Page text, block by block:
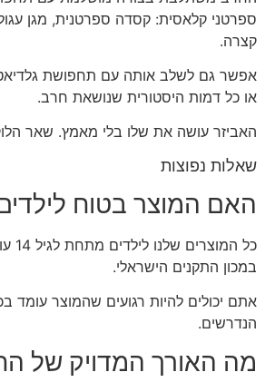
ספרטני קלאסית: קסדה ספרטנית, מגן
קצרה.
אפשר גם לשלב אותה עם תחפושת
או כל דמות היסטורית שנושאת חרב.
האביזר עושה את שלו בלי מאמץ. שאר
שאלות נפוצות
האם המוצר בטוח
כל
במכון התקנים הישראלי.
אתם יכולים להיות רגועים שהמוצר עומד
הנדרשים.
מה האורך המדויק של